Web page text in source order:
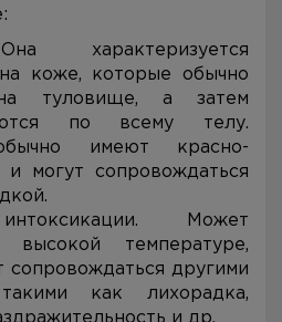
характеризуется
коже, которые обычно
на туловище, а затем
по всему телу.
имеют красно-
могут сопровождаться
Может
температуре,
сопровождаться другими
как лихорадка,
и др.